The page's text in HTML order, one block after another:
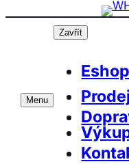
Přeskočit
Menu
Zavřít
Eshop
Prázdninová otevírací
ST 10-17,